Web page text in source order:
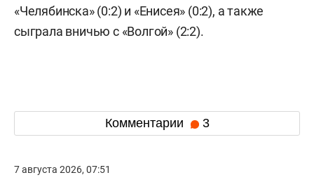
«Челябинска» (0:2) и «Енисея» (0:2), а также
сыграла вничью с «Волгой» (2:2).
Комментарии 3
7 августа 2026, 07:51